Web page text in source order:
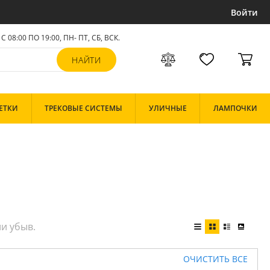
Войти
С 08:00 ПО 19:00, ПН- ПТ, СБ, ВСК.
ТРЕКОВЫЕ СИСТЕМЫ УЛИЧНЫЕ ЛАМПОЧКИ
ОЧИСТИТЬ ВСЕ